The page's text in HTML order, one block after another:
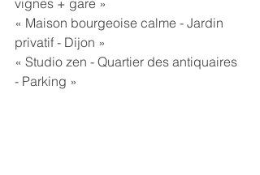
vignes + gare »
« Maison bourgeoise calme - Jardin
privatif - Dijon »
« Studio zen - Quartier des antiquaires
- Parking »